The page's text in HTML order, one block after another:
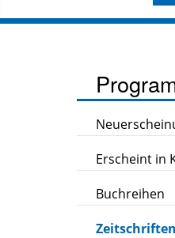
Erscheint in
Buchreihen
Zeitschriften